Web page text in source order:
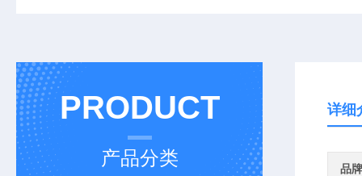
PRODUCT
产品分类
详细
品牌